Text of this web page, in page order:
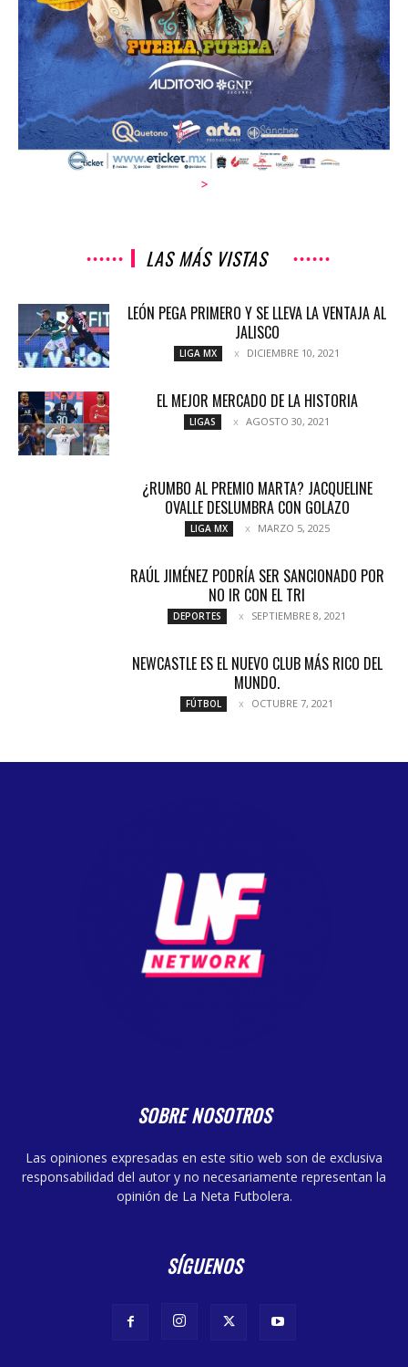
>
LAS MÁS VISTAS
LEÓN PEGA PRIMERO Y SE LLEVA LA VENTAJA AL
JALISCO
LIGA MX DICIEMBRE 10, 2021
EL MEJOR MERCADO DE LA HISTORIA
LIGAS AGOSTO 30, 2021
¿RUMBO AL PREMIO MARTA? JACQUELINE
OVALLE DESLUMBRA CON GOLAZO
LIGA MX MARZO 5, 2025
RAÚL JIMÉNEZ PODRÍA SER SANCIONADO POR
NO IR CON EL TRI
DEPORTES SEPTIEMBRE 8, 2021
NEWCASTLE ES EL NUEVO CLUB MÁS RICO DEL
MUNDO.
FÚTBOL OCTUBRE 7, 2021
SOBRE NOSOTROS
Las opiniones expresadas en este sitio web son de exclusiva
responsabilidad del autor y no necesariamente representan la
opinión de La Neta Futbolera.
SÍGUENOS